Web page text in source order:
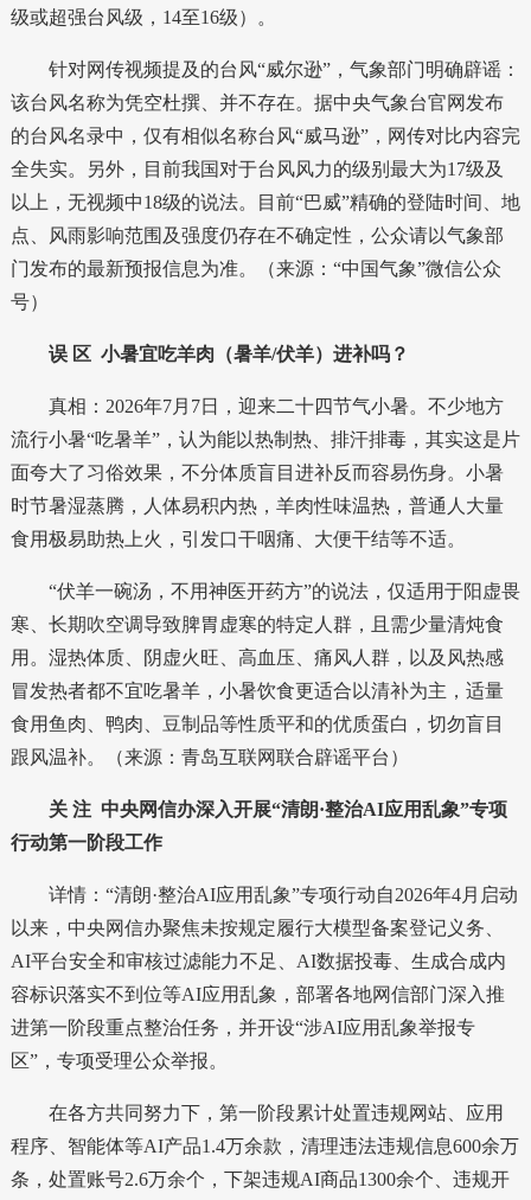
级或超强台风级，14至16级）。
针对网传视频提及的台风“威尔逊”，气象部门明确辟谣：
该台风名称为凭空杜撰、并不存在。 据中央气象台官网发布
的台风名录中，仅有相似名称台风“威马逊”，网传对比内容完
全失实。另外，目前我国对于台风风力的级别最大为17级及
以上，无视频中18级的说法。
目前“巴威”精确的登陆时间、地
点、风雨影响范围及强度仍存在不确定性， 公众请以气象部
门发布的最新预报信息为准。（来源：“中国气象”微信公众
号）
误 区 小暑宜吃羊肉（暑羊/伏羊）进补吗？
真相：2026年7月7日，迎来二十四节气小暑。不少地方
流行小暑“吃暑羊”，认为能以热制热、排汗排毒，其实这是片
面夸大了习俗效果，不分体质盲目进补反而容易伤身。小暑
时节暑湿蒸腾，人体易积内热，羊肉性味温热，普通人大量
食用极易助热上火，引发口干咽痛、大便干结等不适。
“伏羊一碗汤，不用神医开药方”的说法，仅适用于阳虚畏
寒、长期吹空调导致脾胃虚寒的特定人群，且需少量清炖食
用。湿热体质、阴虚火旺、高血压、痛风人群，以及风热感
冒发热者都不宜吃暑羊，小暑饮食更适合以清补为主，适量
食用鱼肉、鸭肉、豆制品等性质平和的优质蛋白，切勿盲目
跟风温补。（来源：青岛互联网联合辟谣平台）
关 注 中央网信办深入开展“清朗·整治AI应用乱象”专项
行动第一阶段工作
详情：“清朗·整治AI应用乱象”专项行动自2026年4月启动
以来，中央网信办聚焦未按规定履行大模型备案登记义务、
AI平台安全和审核过滤能力不足、AI数据投毒、生成合成内
容标识落实不到位等AI应用乱象，部署各地网信部门深入推
进第一阶段重点整治任务，并开设“涉AI应用乱象举报专
区”，专项受理公众举报。
在各方共同努力下，第一阶段累计处置违规网站、应用
程序、智能体等AI产品1.4万余款，清理违法违规信息600余万
条，处置账号2.6万余个，下架违规AI商品1300余个、违规开